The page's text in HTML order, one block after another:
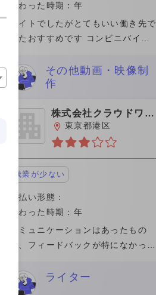
関わった時期：年
バイトでしたがとてもいい働き先で
したおすすめです コンビニバイト
もしれませんが、パートさんのお人
柄もよく業務内容の質問にもきちん
その他動画・映像制
作
株式会社クラウドワー
クス東京都港区
残業が少ない
支払い形態：
関わった時期：年
コミュニケーションはあったもの
の、フィードバックが特になかった
った。途中理由もなく、切られたの
は良質なコンテンツの記事を出せな
ライター